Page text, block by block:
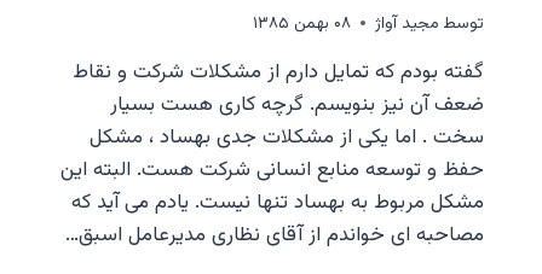
توسط مجيد آواژ ۰۸ بهمن ۱۳۸۵
گفته بودم که تمایل دارم از مشکلات شرکت و نقاط
ضعف آن نیز بنویسم. گرچه کاری هست بسیار
سخت . اما یکی از مشکلات جدی بهساد ، مشکل
حفظ و توسعه منابع انسانی شرکت هست. البته این
مشکل مربوط به بهساد تنها نیست. یادم می آید که
مصاحبه ای خواندم از آقای نظاری مدیرعامل اسبق…